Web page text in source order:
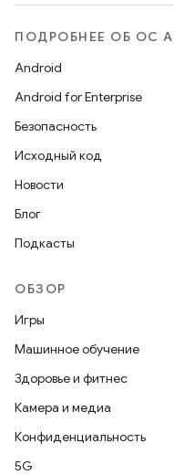
ПОДРОБНЕЕ ОБ ОС
Android
Android for Enterprise
Безопасность
Исходный код
Новости
Блог
Подкасты
ОБЗОР
Игры
Машинное обучение
Здоровье и фитнес
Камера и медиа
Конфиденциальность
5G